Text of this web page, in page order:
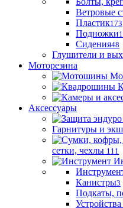
Ветровые
Пластик173
Подножки
Сидения48
Глушители и
Моторезина
Аксессуары
Гарнитуры и
сетки, чехлы 111
Канистры3
Подкаты,